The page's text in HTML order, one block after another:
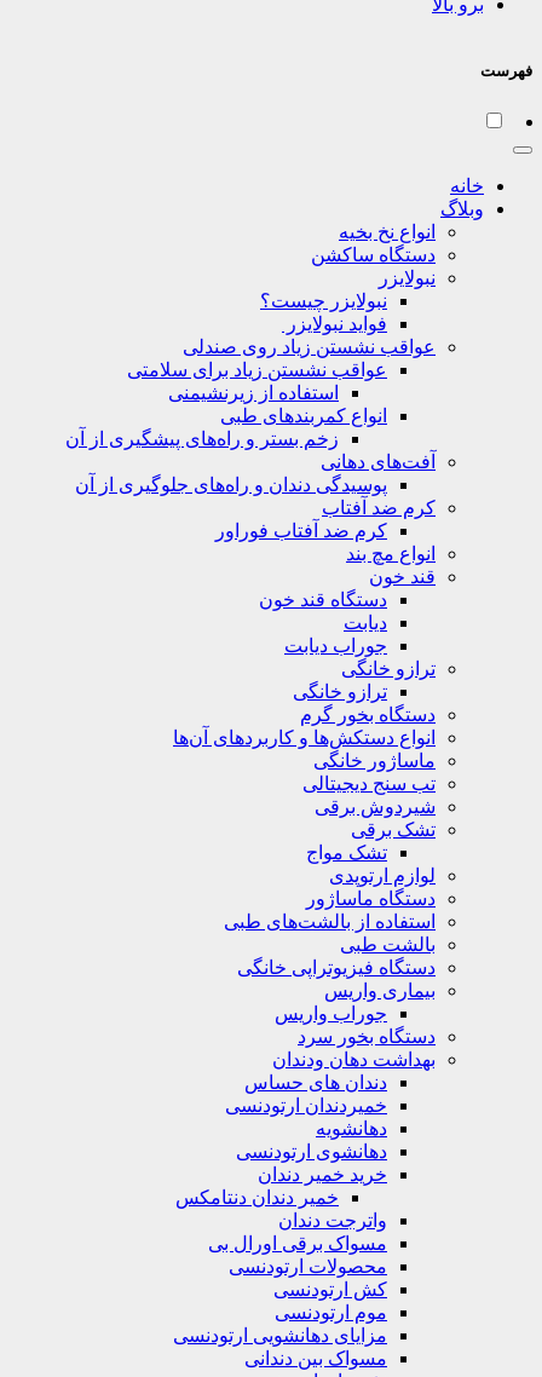
برو بالا
فهرست
خانه
وبلاگ
انواع نخ بخیه
دستگاه ساکشن
نبولایزر
نبولایزر چیست؟
فواید نبولایزر
عواقب نشستن زیاد روی صندلی
عواقب نشستن زیاد برای سلامتی
استفاده از زیرنشیمنی
انواع کمربندهای طبی
زخم بستر و راه‌های پیشگیری از آن
آفت‌های دهانی
پوسیدگی دندان و راه‌های جلوگیری از آن
کرم ضد آفتاب
کرم ضد آفتاب فوراور
انواع مچ بند
قند خون
دستگاه قند خون
دیابت
جوراب دیابت
ترازو خانگی
ترازو خانگی
دستگاه بخور گرم
انواع دستکش‌ها و کاربردهای آن‌ها
ماساژور خانگی
تب سنج دیجیتالی
شیردوش برقی
تشک برقی
تشک مواج
لوازم ارتوپدی
دستگاه ماساژور
استفاده از بالشت‌های طبی
بالشت‌ طبی
دستگاه فیزیوتراپی خانگی
بیماری واریس
جوراب واریس
دستگاه‌ بخور سرد
بهداشت دهان ودندان
دندان های حساس
خمیردندان ارتودنسی
دهانشویه‌
دهانشوی ارتودنسی
خرید خمیر دندان
خمیر دندان دنتامکس
واترجت دندان
مسواک برقی اورال بی
محصولات ارتودنسی
کش ارتودنسی
موم ارتودنسی
مزایای دهانشویی ارتودنسی
مسواک بین دندانی